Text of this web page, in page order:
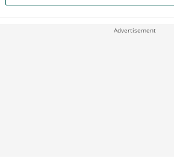
Advertisement